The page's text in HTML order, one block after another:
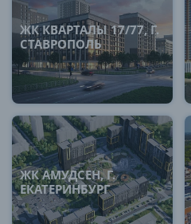
ЖК КВАРТАЛЫ 17/77, Г.
СТАВРОПОЛЬ
ЖК АМУДСЕН, Г.
ЕКАТЕРИНБУРГ